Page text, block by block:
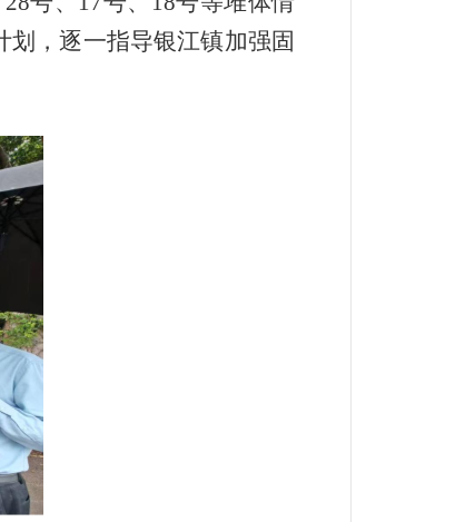
，逐一指导银江镇加强固